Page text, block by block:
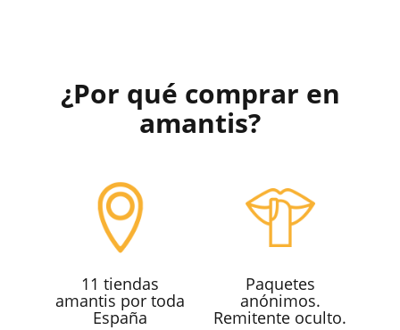
¿Por qué comprar en
amantis?
11 tiendas
amantis por toda
España
Paquetes
anónimos.
Remitente oculto.